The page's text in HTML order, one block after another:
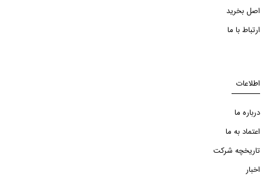
اصل بخرید
ارتباط با ما
اطلاعات
درباره ما
اعتماد به ما
تاریخچه شرکت
اخبار